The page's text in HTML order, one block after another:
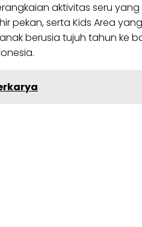
aktivitas seru
pekan, serta Kids Area
berusia tujuh tahun ke